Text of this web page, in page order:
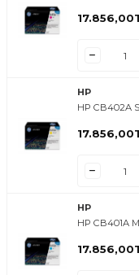
17.856,00
HP
HP CB402A
17.856,00
HP
HP CB401A
17.856,00